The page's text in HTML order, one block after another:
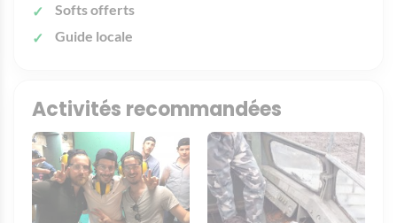
Softs offerts
Guide locale
Activités recommandées